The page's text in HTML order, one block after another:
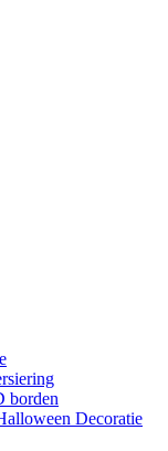
borden
Decoratie